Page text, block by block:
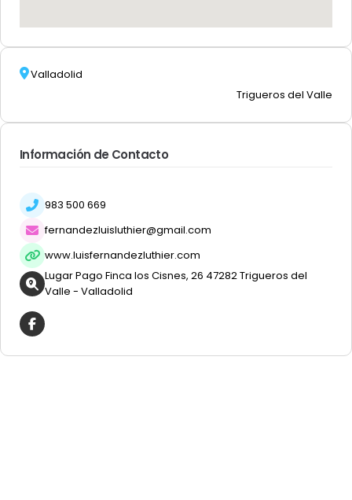
Valladolid
Trigueros del Valle
Información de Contacto
983 500 669
fernandezluisluthier@gmail.com
www.luisfernandezluthier.com
Lugar Pago Finca los Cisnes, 26 47282 Trigueros del
Valle - Valladolid